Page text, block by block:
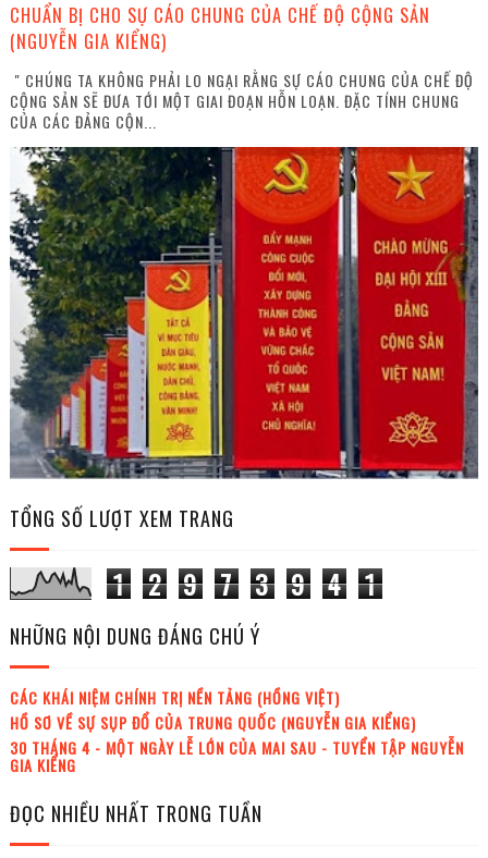
CHUẨN BỊ CHO SỰ CÁO CHUNG CỦA CHẾ ĐỘ CỘNG SẢN
(NGUYỄN GIA KIỂNG)
" CHÚNG TA KHÔNG PHẢI LO NGẠI RẰNG SỰ CÁO CHUNG CỦA CHẾ ĐỘ
CỘNG SẢN SẼ ĐƯA TỚI MỘT GIAI ĐOẠN HỖN LOẠN. ĐẶC TÍNH CHUNG
CỦA CÁC ĐẢNG CỘN...
TỔNG SỐ LƯỢT XEM TRANG
1 2 9 7 3 9 4 1
NHỮNG NỘI DUNG ĐÁNG CHÚ Ý
CÁC KHÁI NIỆM CHÍNH TRỊ NỀN TẢNG (HỒNG VIỆT)
HỒ SƠ VỀ SỰ SỤP ĐỔ CỦA TRUNG QUỐC (NGUYỄN GIA KIỂNG)
30 THÁNG 4 - MỘT NGÀY LỄ LỚN CỦA MAI SAU - TUYỂN TẬP NGUYỄN
GIA KIỂNG
ĐỌC NHIỀU NHẤT TRONG TUẦN